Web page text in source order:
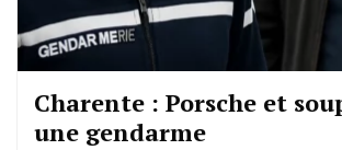
Charente : Porsche et
une gendarme